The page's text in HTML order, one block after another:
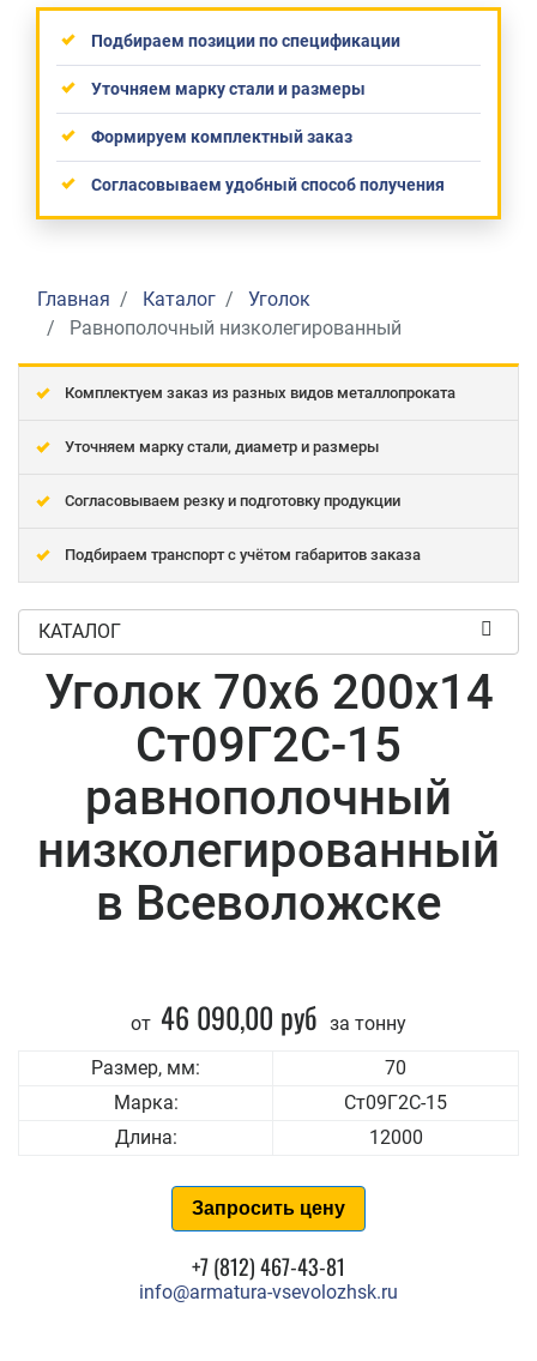
Подбираем позиции по спецификации
Уточняем марку стали и размеры
Формируем комплектный заказ
Согласовываем удобный способ получения
Главная Каталог
Уголок
Равнополочный низколегированный
Комплектуем заказ из разных видов металлопроката
Уточняем марку стали, диаметр и размеры
Согласовываем резку и подготовку продукции
Подбираем транспорт с учётом габаритов заказа
КАТАЛОГ
Уголок 70x6 200x14
Ст09Г2С-15
равнополочный
низколегированный
в Всеволожске
от 46 090,00 руб за тонну
Размер, мм:
70
Марка:
Ст09Г2С-15
Длина:
12000
Запросить цену
+7 (812) 467-43-81
info@armatura-vsevolozhsk.ru